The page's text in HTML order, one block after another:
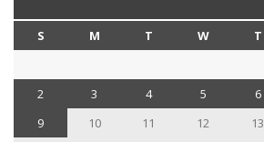
S M T W T
2
3 4 5 6
9
10 11 12 13